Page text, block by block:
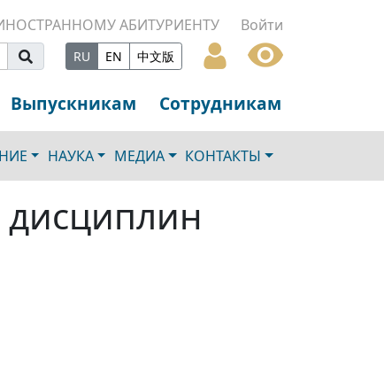
АБИТУРИЕНТУ Войти
RU EN 中文版
Выпускникам Сотрудникам
НАУКА МЕДИА КОНТАКТЫ